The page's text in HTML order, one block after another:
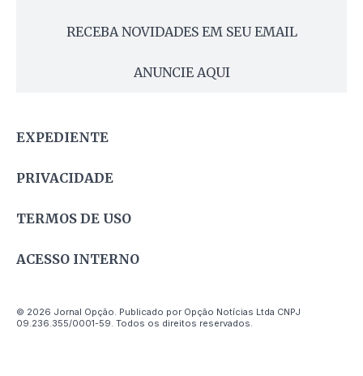
RECEBA NOVIDADES EM SEU EMAIL
ANUNCIE AQUI
EXPEDIENTE
PRIVACIDADE
TERMOS DE USO
ACESSO INTERNO
© 2026 Jornal Opção. Publicado por Opção Notícias Ltda CNPJ
09.236.355/0001-59. Todos os direitos reservados.